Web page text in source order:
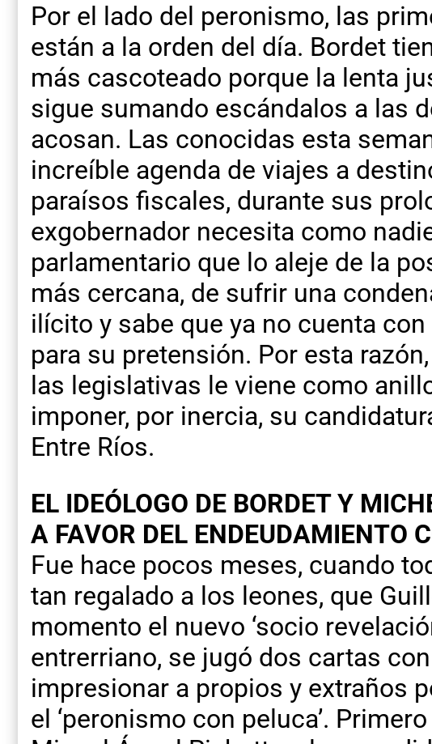
Por el lado del peronismo, las
están a la orden del día. Bordet
más cascoteado porque la lenta
sigue sumando escándalos a las
acosan. Las conocidas esta
increíble agenda de viajes a
paraísos fiscales, durante sus
exgobernador necesita como
parlamentario que lo aleje de la
más cercana, de sufrir una
ilícito y sabe que ya no cuenta
para su pretensión. Por esta
las legislativas le viene como
imponer, por inercia, su
Entre Ríos.
EL IDEÓLOGO DE BORDET Y
A FAVOR DEL ENDEUDAMIENTO
Fue hace pocos meses, cuando
tan regalado a los leones, que
momento el nuevo ‘socio
entrerriano, se jugó dos cartas
impresionar a propios y extraños
el ‘peronismo con peluca’.